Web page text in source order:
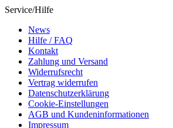
Service/Hilfe
News
Hilfe / FAQ
Kontakt
Zahlung und Versand
Widerrufsrecht
Vertrag widerrufen
Datenschutzerklärung
Cookie-Einstellungen
AGB und Kundeninformationen
Impressum